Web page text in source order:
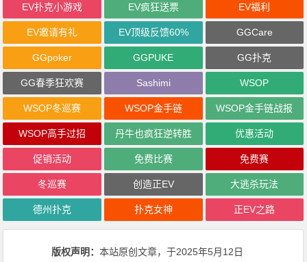
EV扑克小游戏 EV疯狂送票 EV福利
EV邀请有礼 EV顶级反馈60% GGCare
GGpoker GGPUKE GG扑克
GG春季狂欢赛 Sashimi WSOP
WSOP冬巡赛 WSOP金手链 WSOP金手链战报
WSOP高手过招 丹牛也疯狂逆转胜 优惠活动
促销活动 免费比赛 免费赛
冬巡赛 创造正EV 大逃杀玩法
德州扑克 扑克女神 正EV之路
版权声明：本站原创文章，于2025年5月12日